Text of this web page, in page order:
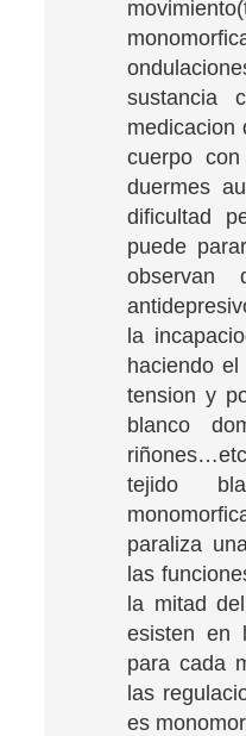
sustancia
medicacion
cuerpo
duermes
dificultad
puede
la
haciendo
tension y
blanco
tejido
paraliza
las
la mitad
esisten en
para cada
las
es